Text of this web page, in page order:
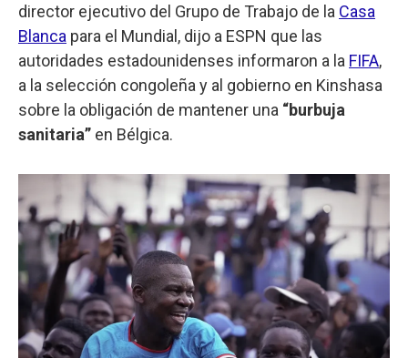
director ejecutivo del Grupo de Trabajo de la Casa
Blanca para el Mundial, dijo a ESPN que las
autoridades estadounidenses informaron a la FIFA,
a la selección congoleña y al gobierno en Kinshasa
sobre la obligación de mantener una “burbuja
sanitaria” en Bélgica.